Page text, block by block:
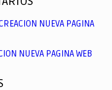
NUEVA PAGINA
NUEVA PAGINA WEB